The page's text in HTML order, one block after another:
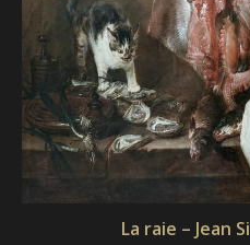
La raie – Jean